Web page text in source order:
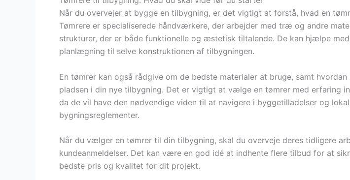
Når du overvejer at bygge en tilbygning, er det vigtigt at forstå, hvad en
Tømrere er specialiserede håndværkere, der arbejder med træ og andre
strukturer, der er både funktionelle og æstetisk tiltalende. De kan hjælpe
planlægning til selve konstruktionen af tilbygningen.
En tømrer kan også rådgive om de bedste materialer at bruge, samt
pladsen i din nye tilbygning. Det er vigtigt at vælge en tømrer med erfaring
da de vil have den nødvendige viden til at navigere i byggetilladelser og
bygningsreglementer.
Når du vælger en tømrer til din tilbygning, skal du overveje deres tidligere
kundeanmeldelser. Det kan være en god idé at indhente flere tilbud for at
bedste pris og kvalitet for dit projekt.